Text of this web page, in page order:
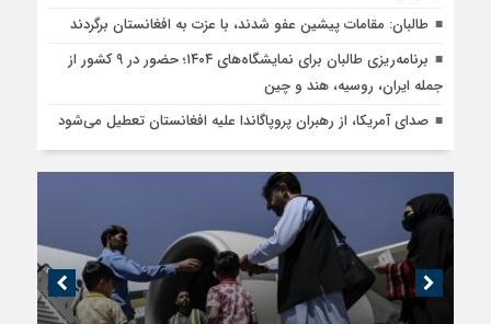
طالبان: مقامات پیشین عفو شدند، با عزت به افغانستان برگردند
برنامه‌ریزی طالبان برای نمایشگاه‌های ۱۴۰۴؛ حضور در ۹ کشور از
جمله ایران، روسیه، هند و چین
صدای آمریکا، از رهبران پروپاگاندا علیه افغانستان تعطیل می‌شود